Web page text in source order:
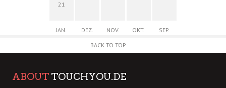
21
JAN. DEZ. NOV. OKT.
SEP.
BACK TO TOP
ABOUT TOUCHYOU.DE